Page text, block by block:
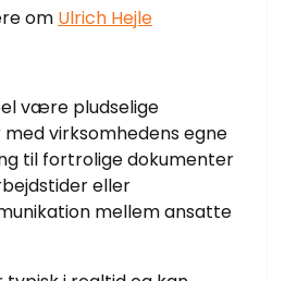
om Ulrich Hejle
være pludselige
virksomhedens egne
til fortrolige dokumenter
eller
mellem ansatte